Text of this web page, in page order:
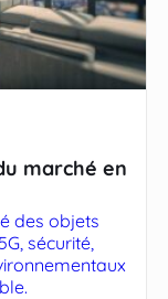
marché en
des objets
sécurité,